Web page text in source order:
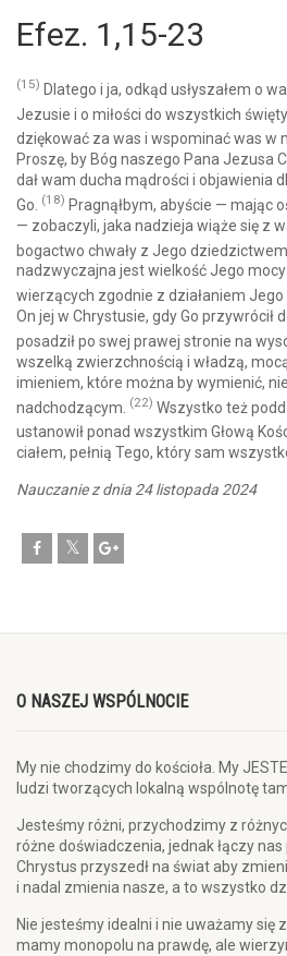
Efez. 1,15-23
(15) Dlatego i ja, odkąd usłyszałem o
Jezusie i o miłości do wszystkich
dziękować za was i wspominać was w
Proszę, by Bóg naszego Pana Jezusa
dał wam ducha mądrości i objawienia
Go. (18) Pragnąłbym, abyście — mając
— zobaczyli, jaka nadzieja wiąże się z
bogactwo chwały z Jego
nadzwyczajna jest wielkość Jego
wierzących zgodnie z działaniem Jego
On jej w Chrystusie, gdy Go przywrócił
posadził po swej prawej stronie na
wszelką zwierzchnością i władzą,
imieniem, które można by wymienić,
nadchodzącym. (22) Wszystko też
ustanowił ponad wszystkim Głową
ciałem, pełnią Tego, który sam
Nauczanie z dnia 24 listopada 2024
O NASZEJ WSPÓLNOCIE
My nie chodzimy do kościoła. My
ludzi tworzących lokalną wspólnotę
Jesteśmy różni, przychodzimy z
różne doświadczenia, jednak łączy
Chrystus przyszedł na świat aby
i nadal zmienia nasze, a to wszystko
Nie jesteśmy idealni i nie uważamy się
mamy monopolu na prawdę, ale